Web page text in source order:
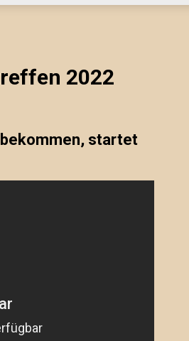
2022
startet